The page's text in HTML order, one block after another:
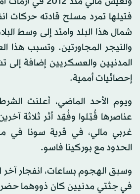
فتيلها تمرد مسلح قادته حركات
شمال هذا البلد وامتد إلى وسط
والنيجر المجاورتين. وتسبب هذا
المدنيين والعسكريين إضافة إلى
إحصائيات أممية.
عناصرها قُتِلوا وفُقِد أثر ثلاثة
غربي مالي، في قرية سونا في
الحدود مع بوركينا فاسو.
وسبق الهجوم بساعات، انفجار آخر
في جثتي مدنيين كان ذووهما